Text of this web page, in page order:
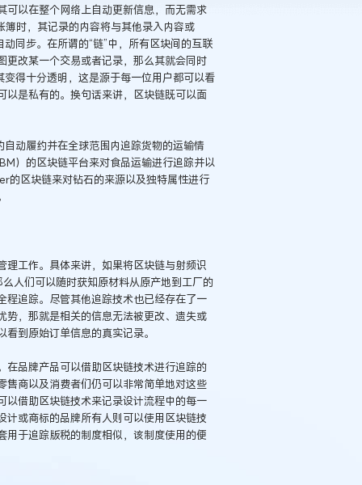
可以在整个网络上自动更新信息，而无需求
时，其记录的内容将与其他录入内容或
同步。在所谓的“链”中，所有区块间的互联
更改某一个交易或者记录，那么其就会同时
得十分透明，这是源于每一位用户都可以看
以是私有的。换句话来讲，区块链既可以面
动履约并在全球范围内追踪货物的运输情
）的区块链平台来对食品运输进行追踪并以
的区块链来对钻石的来源以及独特属性进行
工作。具体来讲，如果将区块链与射频识
人们可以随时获知原材料从原产地到工厂的
程追踪。尽管其他追踪技术也已经存在了一
势，那就是相关的信息无法被更改、遗失或
到原始订单信息的真实记录。
品牌产品可以借助区块链技术进行追踪的
售商以及消费者们仍可以非常简单地对这些
以借助区块链技术来记录设计流程中的每一
或商标的品牌所有人则可以使用区块链技
于追踪版税的制度相似，该制度使用的便